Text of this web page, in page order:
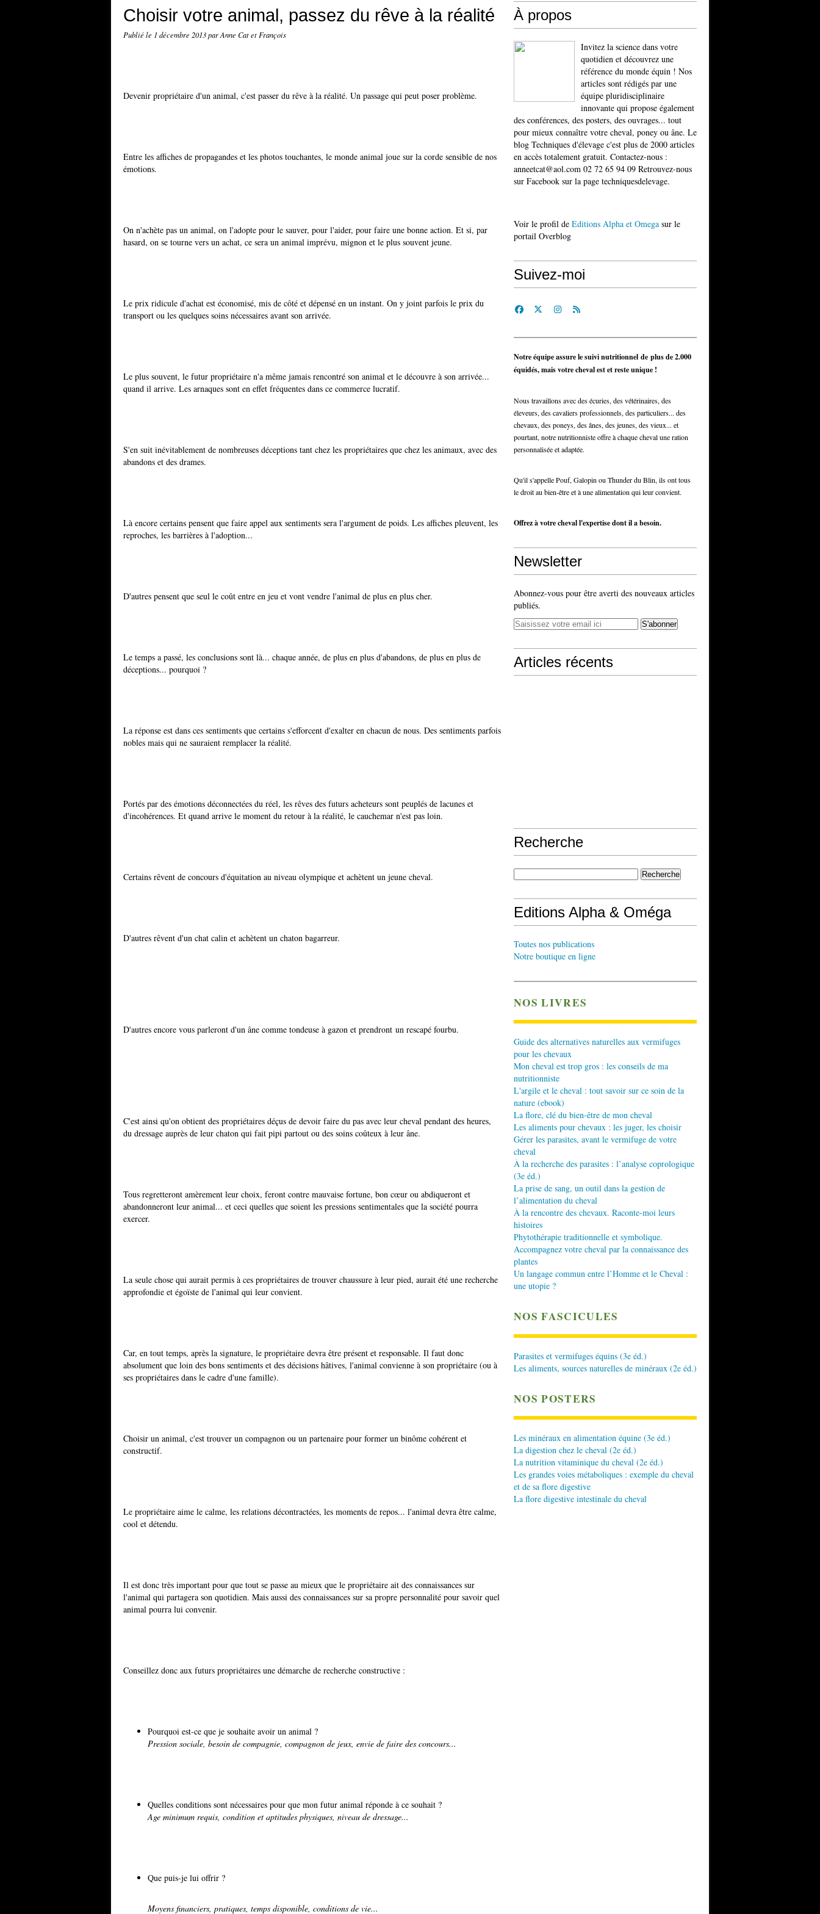
Choisir votre animal, passez du rêve à la réalité
Publié le 1 décembre 2013par Anne Cat et François
Devenir propriétaire d'un animal, c'est passer du rêve à la réalité. Un passage qui peut poser problème.
Entre les affiches de propagandes et les photos touchantes, le monde animal joue sur la corde sensible de nos
émotions.
On n'achète pas un animal, on l'adopte pour le sauver, pour l'aider, pour faire une bonne action. Et si, par
hasard, on se tourne vers un achat, ce sera un animal imprévu, mignon et le plus souvent jeune.
Le prix ridicule d'achat est économisé, mis de côté et dépensé en un instant. On y joint parfois le prix du
transport ou les quelques soins nécessaires avant son arrivée.
Le plus souvent, le futur propriétaire n'a même jamais rencontré son animal et le découvre à son arrivée...
quand il arrive. Les arnaques sont en effet fréquentes dans ce commerce lucratif.
S'en suit inévitablement de nombreuses déceptions tant chez les propriétaires que chez les animaux, avec des
abandons et des drames.
Là encore certains pensent que faire appel aux sentiments sera l'argument de poids. Les affiches pleuvent, les
reproches, les barrières à l'adoption...
D'autres pensent que seul le coût entre en jeu et vont vendre l'animal de plus en plus cher.
Le temps a passé, les conclusions sont là... chaque année, de plus en plus d'abandons, de plus en plus de
déceptions... pourquoi ?
La réponse est dans ces sentiments que certains s'efforcent d'exalter en chacun de nous. Des sentiments parfois
nobles mais qui ne sauraient remplacer la réalité.
Portés par des émotions déconnectées du réel, les rêves des futurs acheteurs sont peuplés de lacunes et
d'incohérences. Et quand arrive le moment du retour à la réalité, le cauchemar n'est pas loin.
Certains rêvent de concours d'équitation au niveau olympique et achètent un jeune cheval.
D'autres rêvent d'un chat calin et achètent un chaton bagarreur.
D'autres encore vous parleront d'un âne comme tondeuse à gazon et prendront un rescapé fourbu.
C'est ainsi qu'on obtient des propriétaires déçus de devoir faire du pas avec leur cheval pendant des heures,
du dressage auprès de leur chaton qui fait pipi partout ou des soins coûteux à leur âne.
Tous regretteront amèrement leur choix, feront contre mauvaise fortune, bon cœur ou abdiqueront et
abandonneront leur animal... et ceci quelles que soient les pressions sentimentales que la société pourra
exercer.
La seule chose qui aurait permis à ces propriétaires de trouver chaussure à leur pied, aurait été une recherche
approfondie et égoïste de l'animal qui leur convient.
Car, en tout temps, après la signature, le propriétaire devra être présent et responsable. Il faut donc
absolument que loin des bons sentiments et des décisions hâtives, l'animal convienne à son propriétaire (ou à
ses propriétaires dans le cadre d'une famille).
Choisir un animal, c'est trouver un compagnon ou un partenaire pour former un binôme cohérent et
constructif.
Le propriétaire aime le calme, les relations décontractées, les moments de repos... l'animal devra être calme,
cool et détendu.
Il est donc très important pour que tout se passe au mieux que le propriétaire ait des connaissances sur
l'animal qui partagera son quotidien. Mais aussi des connaissances sur sa propre personnalité pour savoir quel
animal pourra lui convenir.
Conseillez donc aux futurs propriétaires une démarche de recherche constructive :
Pourquoi est-ce que je souhaite avoir un animal ?
Pression sociale, besoin de compagnie, compagnon de jeux, envie de faire des concours...
Quelles conditions sont nécessaires pour que mon futur animal réponde à ce souhait ?
Age minimum requis, condition et aptitudes physiques, niveau de dressage...
Que puis-je lui offrir ?
Moyens financiers, pratiques, temps disponible, conditions de vie...
À propos
Invitez la science dans votre
quotidien et découvrez une
référence du monde équin ! Nos
articles sont rédigés par une
équipe pluridisciplinaire
innovante qui propose également
des conférences, des posters, des ouvrages... tout
pour mieux connaître votre cheval, poney ou âne. Le
blog Techniques d'élevage c'est plus de 2000 articles
en accès totalement gratuit. Contactez-nous :
anneetcat@aol.com 02 72 65 94 09 Retrouvez-nous
sur Facebook sur la page techniquesdelevage.
Voir le profil de Editions Alpha et Omega sur le
portail Overblog
Suivez-moi
Notre équipe assure le suivi nutritionnel de plus de 2.000
équidés, mais votre cheval est et reste unique !
Nous travaillons avec des écuries, des vétérinaires, des
éleveurs, des cavaliers professionnels, des particuliers... des
chevaux, des poneys, des ânes, des jeunes, des vieux... et
pourtant, notre nutritionniste offre à chaque cheval une ration
personnalisée et adaptée.
Qu'il s'appelle Pouf, Galopin ou Thunder du Blin, ils ont tous
le droit au bien-être et à une alimentation qui leur convient.
Offrez à votre cheval l'expertise dont il a besoin.
Newsletter
Abonnez-vous pour être averti des nouveaux articles
publiés.
Articles récents
Recherche
Editions Alpha & Oméga
Toutes nos publications
Notre boutique en ligne
NOS LIVRES
Guide des alternatives naturelles aux vermifuges
pour les chevaux
Mon cheval est trop gros : les conseils de ma
nutritionniste
L'argile et le cheval : tout savoir sur ce soin de la
nature (ebook)
La flore, clé du bien-être de mon cheval
Les aliments pour chevaux : les juger, les choisir
Gérer les parasites, avant le vermifuge de votre
cheval
À la recherche des parasites : l’analyse coprologique
(3e éd.)
La prise de sang, un outil dans la gestion de
l’alimentation du cheval
À la rencontre des chevaux. Raconte-moi leurs
histoires
Phytothérapie traditionnelle et symbolique.
Accompagnez votre cheval par la connaissance des
plantes
Un langage commun entre l’Homme et le Cheval :
une utopie ?
NOS FASCICULES
Parasites et vermifuges équins (3e éd.)
Les aliments, sources naturelles de minéraux (2e éd.)
NOS POSTERS
Les minéraux en alimentation équine (3e éd.)
La digestion chez le cheval (2e éd.)
La nutrition vitaminique du cheval (2e éd.)
Les grandes voies métaboliques : exemple du cheval
et de sa flore digestive
La flore digestive intestinale du cheval